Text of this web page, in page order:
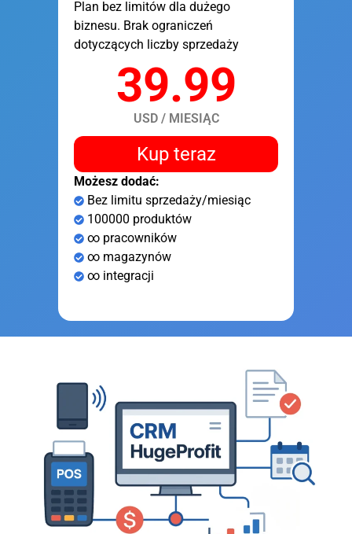
Plan bez limitów dla dużego
biznesu. Brak ograniczeń
dotyczących liczby sprzedaży
39.99
USD / MIESIĄC
Kup teraz
Możesz dodać:
Bez limitu sprzedaży/miesiąc
100000 produktów
∞ pracowników
∞ magazynów
∞ integracji